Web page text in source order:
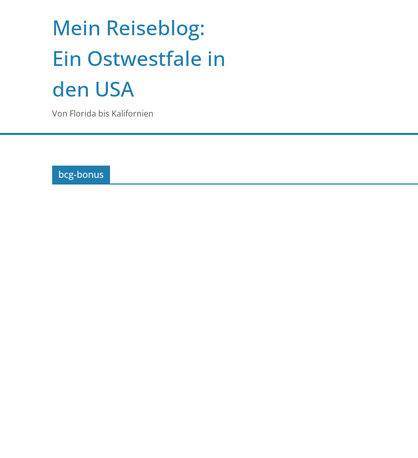
Mein Reiseblog:
Ein Ostwestfale in
den USA
Von Florida bis Kalifornien
bcg-bonus